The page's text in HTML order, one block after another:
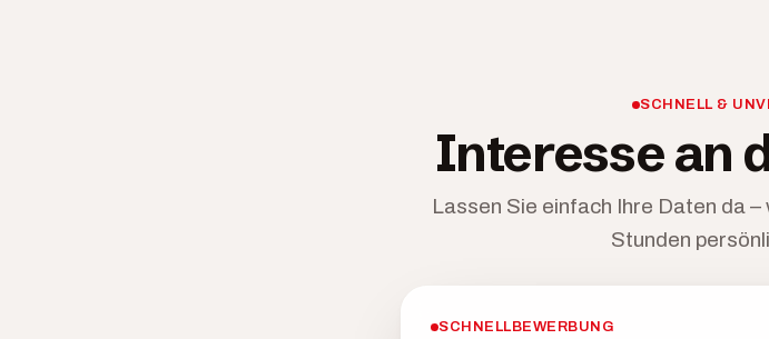
SCHNELL &
Interesse an
Lassen Sie einfach Ihre Daten da
Stunden
SCHNELLBEWERBUNG